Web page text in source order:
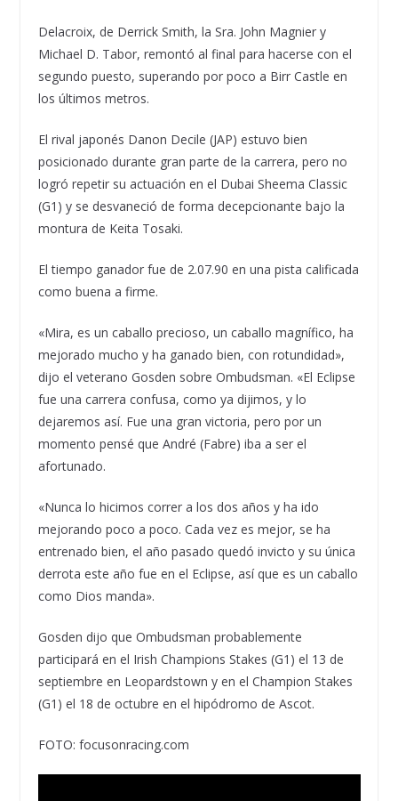
Delacroix, de Derrick Smith, la Sra. John Magnier y
Michael D. Tabor, remontó al final para hacerse con el
segundo puesto, superando por poco a Birr Castle en
los últimos metros.
El rival japonés Danon Decile (JAP) estuvo bien
posicionado durante gran parte de la carrera, pero no
logró repetir su actuación en el Dubai Sheema Classic
(G1) y se desvaneció de forma decepcionante bajo la
montura de Keita Tosaki.
El tiempo ganador fue de 2.07.90 en una pista calificada
como buena a firme.
«Mira, es un caballo precioso, un caballo magnífico, ha
mejorado mucho y ha ganado bien, con rotundidad»,
dijo el veterano Gosden sobre Ombudsman. «El Eclipse
fue una carrera confusa, como ya dijimos, y lo
dejaremos así. Fue una gran victoria, pero por un
momento pensé que André (Fabre) iba a ser el
afortunado.
«Nunca lo hicimos correr a los dos años y ha ido
mejorando poco a poco. Cada vez es mejor, se ha
entrenado bien, el año pasado quedó invicto y su única
derrota este año fue en el Eclipse, así que es un caballo
como Dios manda».
Gosden dijo que Ombudsman probablemente
participará en el Irish Champions Stakes (G1) el 13 de
septiembre en Leopardstown y en el Champion Stakes
(G1) el 18 de octubre en el hipódromo de Ascot.
FOTO: focusonracing.com